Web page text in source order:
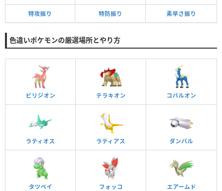
特攻振り 特防振り 素早さ振り
色違いポケモンの厳選場所とやり方
ビリジオン テラキオン コバルオン
ラティオス ラティアス ダンバル
タツベイ フォッコ エアームド